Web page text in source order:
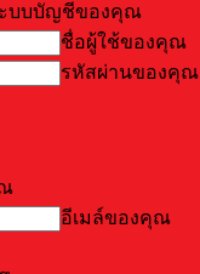
ะบบบัญชีของคุณ
ชื่อผู้ใช้ของคุณ
รหัสผ่านของคุณ
อีเมล์ของคุณ